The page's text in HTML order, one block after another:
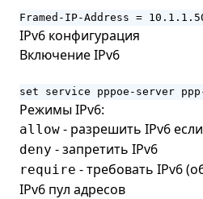
Framed-IP-Address =
IPv6 конфигурация
Включение IPv6
set service pppoe-server
Режимы IPv6:
allow - разрешить IPv6
deny - запретить IPv6
require - требовать IPv6
IPv6 пул адресов